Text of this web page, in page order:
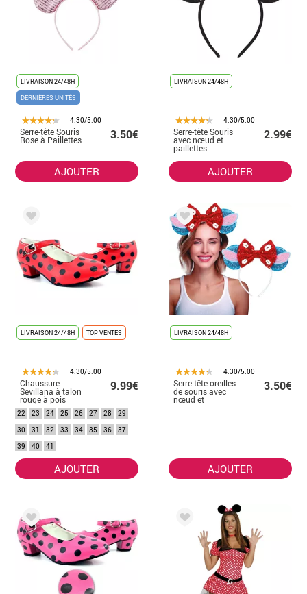
LIVRAISON 24/48H
DERNIÈRES UNITÉS
4.30/5.00
Serre-tête Souris
Rose à Paillettes 3.50€
AJOUTER
LIVRAISON 24/48H
4.30/5.00
Serre-tête Souris
avec nœud et
paillettes
2.99€
AJOUTER
LIVRAISON 24/48H TOP VENTES
4.30/5.00
Chaussure
Sevillana à talon
rouge à pois
noirs en chiffres
de 22 à 41
9.99€
22 23 24 25 26 27 28
29
30
31 32 33 34 35 36
37
39
40 41
AJOUTER
LIVRAISON 24/48H
4.30/5.00
Serre-tête oreilles
de souris avec
nœud et
3.50€
AJOUTER